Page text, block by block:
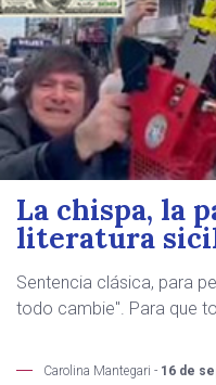
La chispa, la
literatura
Sentencia clásica, para
todo cambie". Para que
Carolina Mantegari - 16 de